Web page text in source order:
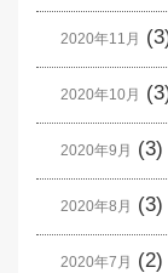
2020年11月
2020年10月
2020年9月 (3)
2020年8月 (3)
2020年7月 (2)